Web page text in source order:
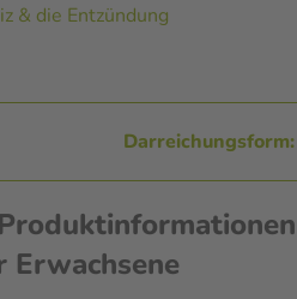
& die Entzündung